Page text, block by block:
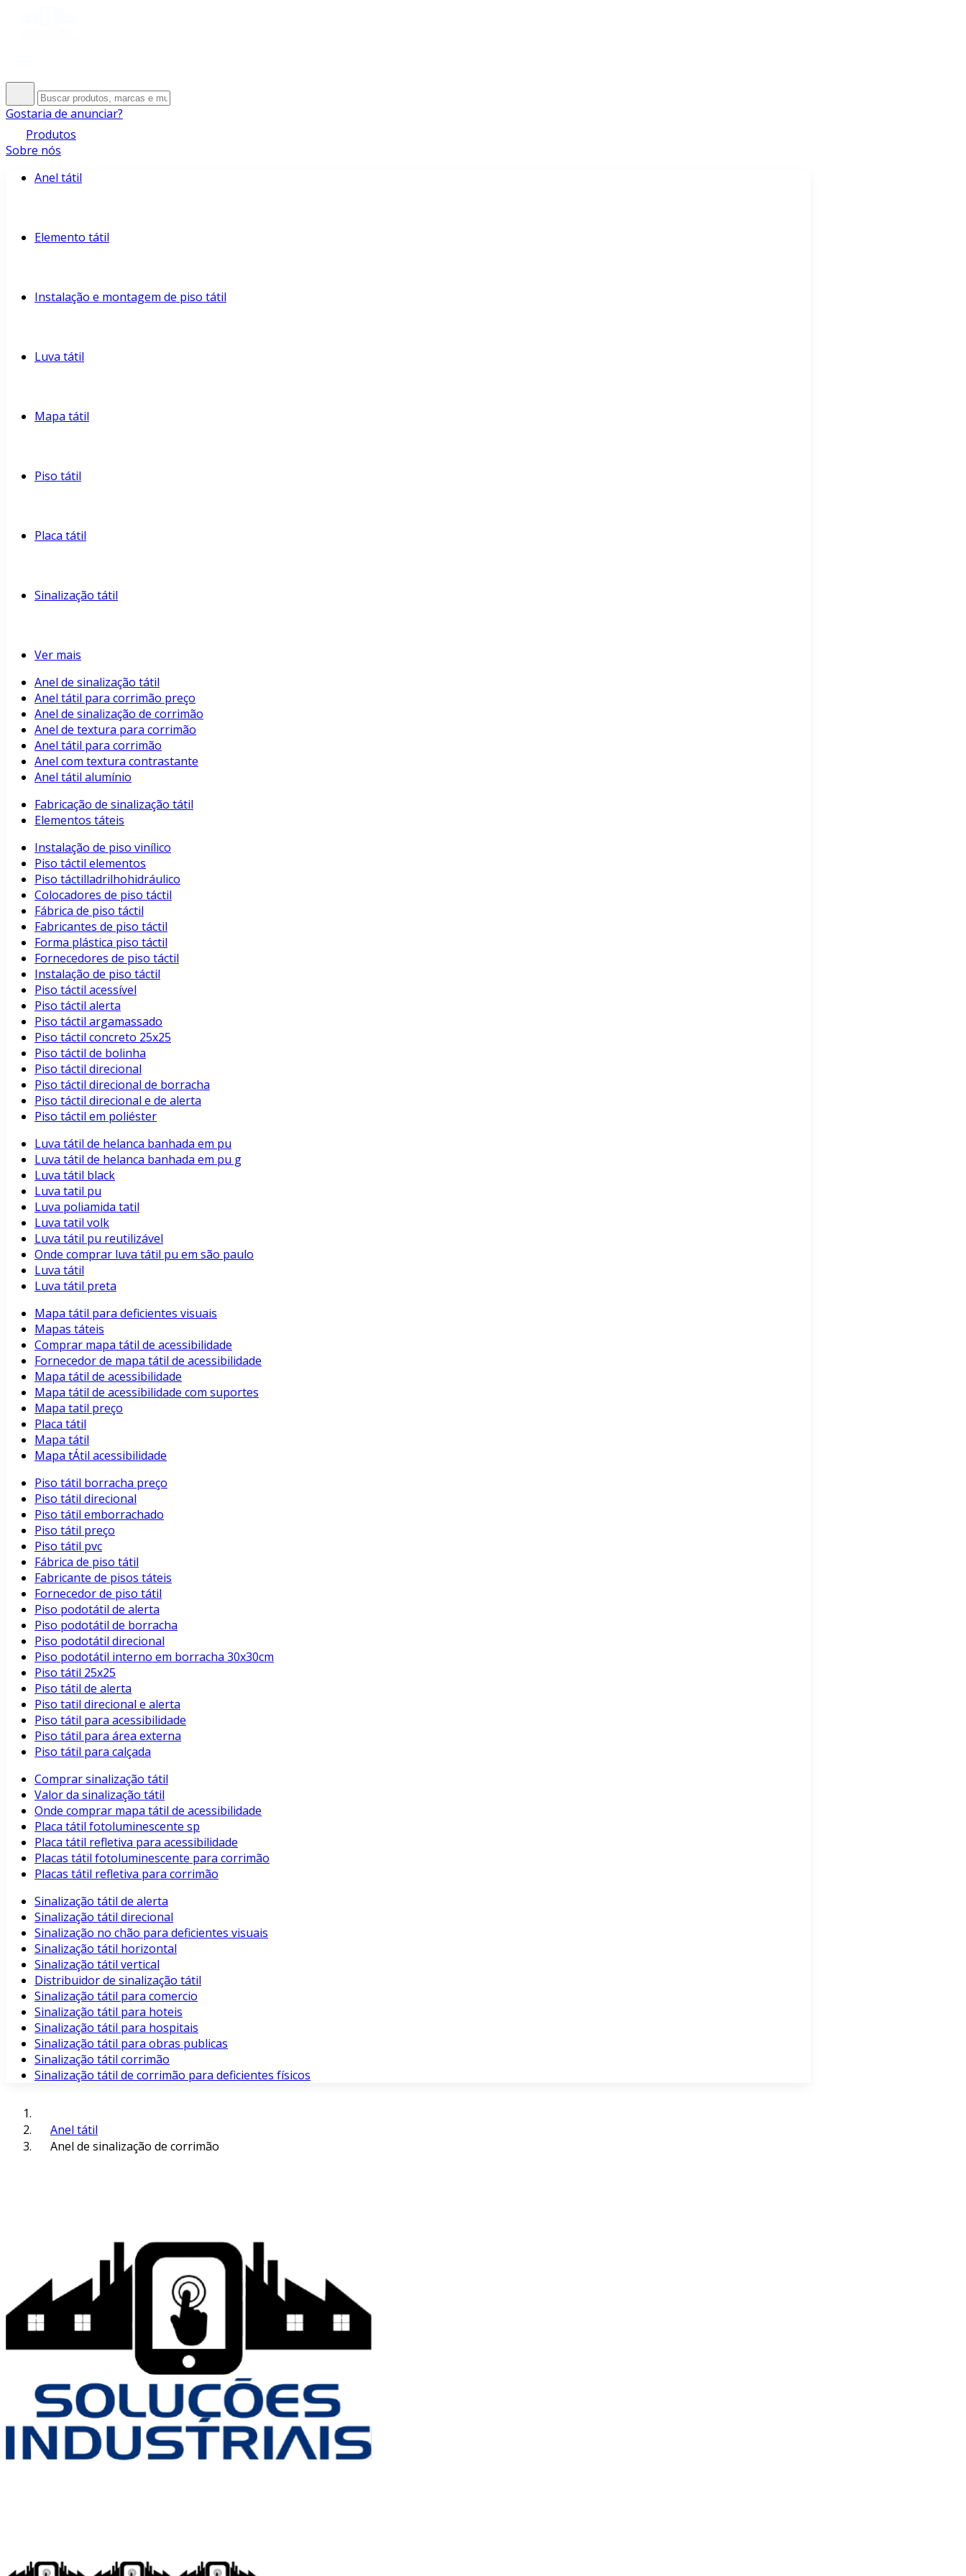
Gostaria de anunciar?
Produtos
Sobre nós
Anel tátil
Elemento tátil
Instalação e montagem de piso tátil
Luva tátil
Mapa tátil
Piso tátil
Placa tátil
Sinalização tátil
Ver mais
Anel de sinalização tátil
Anel tátil para corrimão preço
Anel de sinalização de corrimão
Anel de textura para corrimão
Anel tátil para corrimão
Anel com textura contrastante
Anel tátil alumínio
Fabricação de sinalização tátil
Elementos táteis
Instalação de piso vinílico
Piso táctil elementos
Piso táctilladrilhohidráulico
Colocadores de piso táctil
Fábrica de piso táctil
Fabricantes de piso táctil
Forma plástica piso táctil
Fornecedores de piso táctil
Instalação de piso táctil
Piso táctil acessível
Piso táctil alerta
Piso táctil argamassado
Piso táctil concreto 25x25
Piso táctil de bolinha
Piso táctil direcional
Piso táctil direcional de borracha
Piso táctil direcional e de alerta
Piso táctil em poliéster
Luva tátil de helanca banhada em pu
Luva tátil de helanca banhada em pu g
Luva tátil black
Luva tatil pu
Luva poliamida tatil
Luva tatil volk
Luva tátil pu reutilizável
Onde comprar luva tátil pu em são paulo
Luva tátil
Luva tátil preta
Mapa tátil para deficientes visuais
Mapas táteis
Comprar mapa tátil de acessibilidade
Fornecedor de mapa tátil de acessibilidade
Mapa tátil de acessibilidade
Mapa tátil de acessibilidade com suportes
Mapa tatil preço
Placa tátil
Mapa tátil
Mapa tÁtil acessibilidade
Piso tátil borracha preço
Piso tátil direcional
Piso tátil emborrachado
Piso tátil preço
Piso tátil pvc
Fábrica de piso tátil
Fabricante de pisos táteis
Fornecedor de piso tátil
Piso podotátil de alerta
Piso podotátil de borracha
Piso podotátil direcional
Piso podotátil interno em borracha 30x30cm
Piso tátil 25x25
Piso tátil de alerta
Piso tatil direcional e alerta
Piso tátil para acessibilidade
Piso tátil para área externa
Piso tátil para calçada
Comprar sinalização tátil
Valor da sinalização tátil
Onde comprar mapa tátil de acessibilidade
Placa tátil fotoluminescente sp
Placa tátil refletiva para acessibilidade
Placas tátil fotoluminescente para corrimão
Placas tátil refletiva para corrimão
Sinalização tátil de alerta
Sinalização tátil direcional
Sinalização no chão para deficientes visuais
Sinalização tátil horizontal
Sinalização tátil vertical
Distribuidor de sinalização tátil
Sinalização tátil para comercio
Sinalização tátil para hoteis
Sinalização tátil para hospitais
Sinalização tátil para obras publicas
Sinalização tátil corrimão
Sinalização tátil de corrimão para deficientes físicos
Anel tátil
Anel de sinalização de corrimão